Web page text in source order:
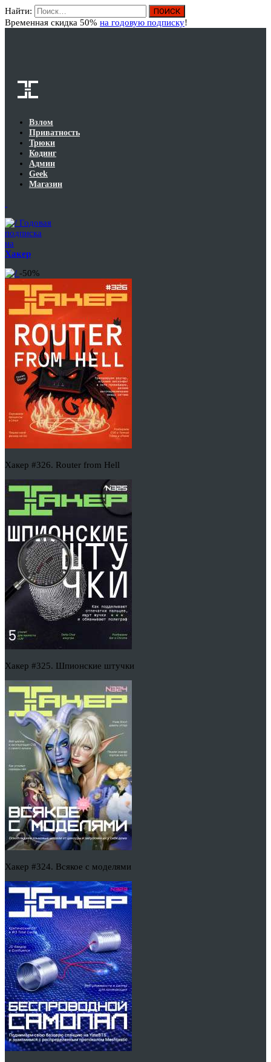
Найти:
Временная скидка 50% на годовую подписку!
Взлом
Приватность
Трюки
Кодинг
Админ
Geek
Магазин
Годовая
подписка
на
Хакер
-50%
Хакер #326. Router from Hell
Хакер #325. Шпионские штучки
Хакер #324. Всякое с моделями